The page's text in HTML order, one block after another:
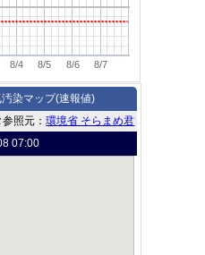
8/4 8/5 8/6 8/7
染マップ(速報値)
参照元：環境省 そらまめ君
07:00